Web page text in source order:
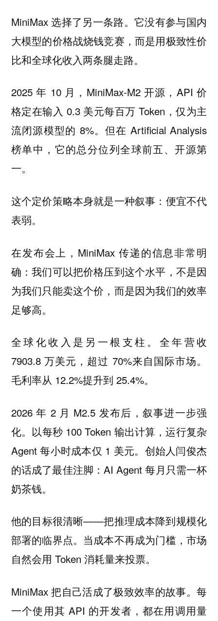
MiniMax 选择了另一条路。它没有参与国内
大模型的价格战烧钱竞赛，而是用极致性价
比和全球化收入两条腿走路。
2025 年 10 月，MiniMax-M2 开源，API 价
格定在输入 0.3 美元每百万 Token，仅为主
流闭源模型的 8%。但在 Artificial Analysis
榜单中，它的总分位列全球前五、开源第
一。
这个定价策略本身就是一种叙事： 便宜不代
表弱。
在发布会上，MiniMax 传递的信息非常明
确：我们可以把价格压到这个水平，不是因
为我们只能卖这个价，而是因为我们的效率
足够高。
全球化收入是另一根支柱。全年营收
7903.8 万美元，超过 70%来自国际市场。
毛利率从 12.2%提升到 25.4%。
2026 年 2 月 M2.5 发布后，叙事进一步强
化。以每秒 100 Token 输出计算，运行复杂
Agent 每小时成本仅 1 美元。创始人闫俊杰
的话成了最佳注脚：AI Agent 每月只需一杯
奶茶钱。
他的目标很清晰——把推理成本降到规模化
部署的临界点。当成本不再成为门槛，市场
自然会用 Token 消耗量来投票。
MiniMax 把自己活成了极致效率的故事。每
一个使用其 API 的开发者，都在用调用量